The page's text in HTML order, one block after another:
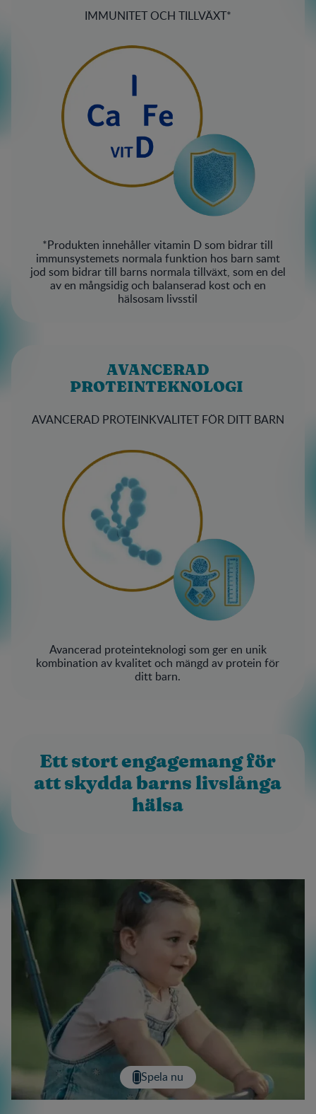
IMMUNITET OCH TILLVÄXT*
*Produkten innehåller vitamin D som bidrar till
immunsystemets normala funktion hos barn samt
jod som bidrar till barns normala tillväxt, som en del
av en mångsidig och balanserad kost och en
hälsosam livsstil
AVANCERAD
PROTEINTEKNOLOGI
AVANCERAD PROTEINKVALITET FÖR DITT BARN
Avancerad proteinteknologi som ger en unik
kombination av kvalitet och mängd av protein för
ditt barn.
Ett stort engagemang för
att skydda barns livslånga
hälsa
Spela nu